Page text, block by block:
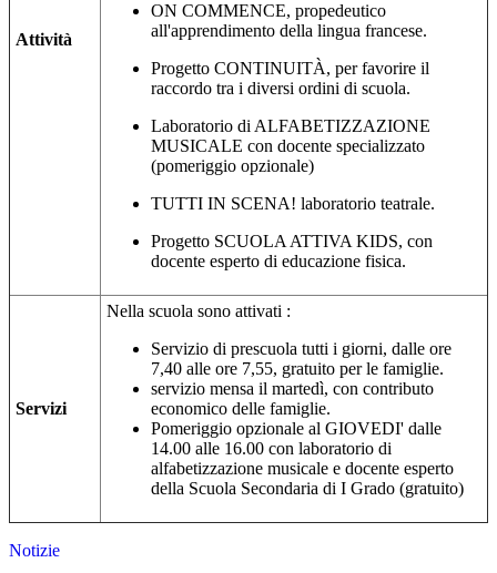
Attività
ON COMMENCE, propedeutico
all'apprendimento della lingua francese.
Progetto CONTINUITÀ, per favorire il
raccordo tra i diversi ordini di scuola.
Laboratorio di ALFABETIZZAZIONE
MUSICALE con docente specializzato
(pomeriggio opzionale)
TUTTI IN SCENA! laboratorio teatrale.
Progetto SCUOLA ATTIVA KIDS, con
docente esperto di educazione fisica.
Servizi
Nella scuola sono attivati :
Servizio di prescuola tutti i giorni, dalle ore
7,40 alle ore 7,55, gratuito per le famiglie.
servizio mensa il martedì, con contributo
economico delle famiglie.
Pomeriggio opzionale al GIOVEDI' dalle
14.00 alle 16.00 con laboratorio di
alfabetizzazione musicale e docente esperto
della Scuola Secondaria di I Grado (gratuito)
Notizie